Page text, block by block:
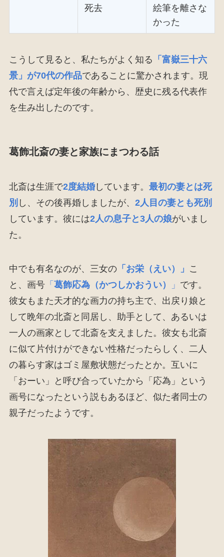
死去
絵筆を離さな
かった
こうして見ると、私たちがよく知る 「富嶽三十六
景」が70代の作品であることに驚かされます。現
代で言えば定年後の年齢から、歴史に残る代表作
を生み出したのです。
葛飾北斎の妻と家族にまつわる話
北斎は生涯で2度結婚しています。 最初の妻とは死
別 し、その後再婚しましたが、 2人目の妻とも死別
しています。彼には2人の息子と3人の娘がいまし
た。
中でも有名なのが、三女の「お栄（えい）」 こ
と、画号「 葛飾応為（かつしかおうい） 」 です。
彼女もまた天才的な画力の持ち主で、出戻り娘と
して晩年の北斎と同居し、助手として、あるいは
一人の画家として北斎を支えました。彼女も北斎
に似て片付けができない性格だったらしく、二人
の暮らす家はゴミ屋敷状態だったとか。互いに
「おーい」と呼び合っていたから「応為」という
画号になったという説もあるほど、似た者同士の
親子だったようです。